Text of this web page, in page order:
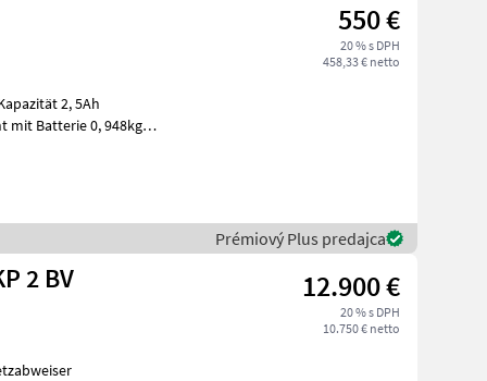
550 €
20 % s DPH
458,33 € netto
2, 5Ah
mit Batterie 0, 948kg
Prémiový Plus predajca
2 BV 12.900 €
20 % s DPH
10.750 € netto